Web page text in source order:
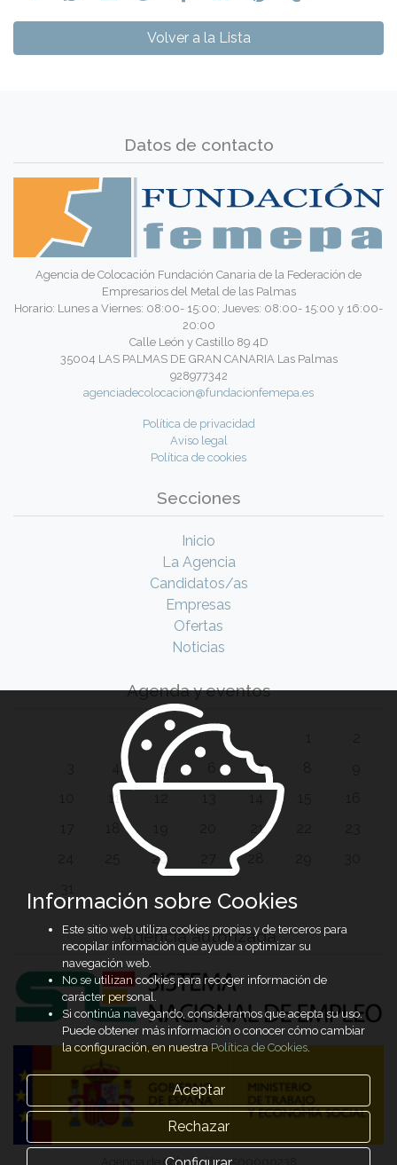
Volver a la Lista
Datos de contacto
Agencia de Colocación Fundación Canaria de la Federación de
Empresarios del Metal de las Palmas
Horario: Lunes a Viernes: 08:00- 15:00; Jueves: 08:00- 15:00 y 16:00-
20:00
Calle León y Castillo 89 4D
35004 LAS PALMAS DE GRAN CANARIA Las Palmas
928977342
agenciadecolocacion@fundacionfemepa.es
Política de privacidad
Aviso legal
Política de cookies
Secciones
Inicio
La Agencia
Candidatos/as
Empresas
Ofertas
Noticias
Agenda y eventos
5 7
11
21
26 28
Agencia autorizada
Agencia de Colocación 0500000238
Información sobre Cookies
Este sitio web utiliza cookies propias y de terceros para
recopilar información que ayude a optimizar su
navegación web.
No se utilizan cookies para recoger información de
carácter personal.
Si continúa navegando, consideramos que acepta su uso.
Puede obtener más información o conocer cómo cambiar
la configuración, en nuestraPolítica de Cookies.
Aceptar
Rechazar